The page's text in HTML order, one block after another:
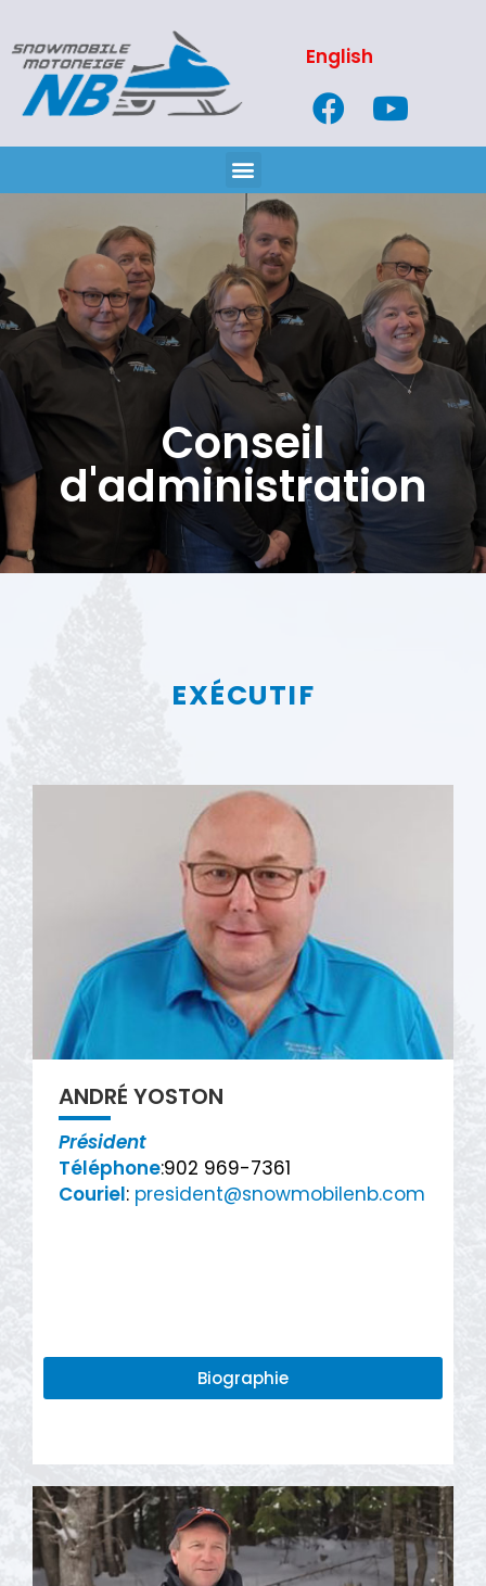
English
Conseil
d'administration
EXÉCUTIF
ANDRÉ YOSTON
Président
Téléphone:902 969-7361
Couriel: president@snowmobilenb.com
Biographie